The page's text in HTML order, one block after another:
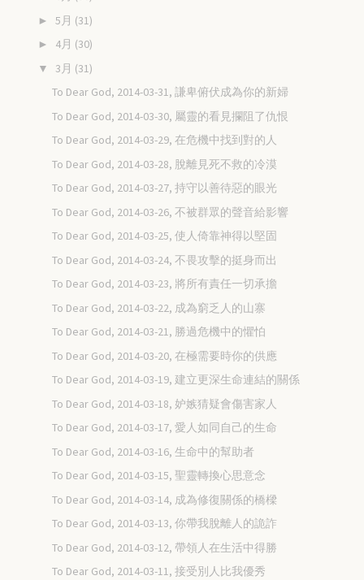
► 5月 (31)
► 4月 (30)
▼ 3月 (31)
To Dear God, 2014-03-31, 謙卑俯伏成為你的新婦
To Dear God, 2014-03-30, 屬靈的看見攔阻了仇恨
To Dear God, 2014-03-29, 在危機中找到對的人
To Dear God, 2014-03-28, 脫離見死不救的冷漠
To Dear God, 2014-03-27, 持守以善待惡的眼光
To Dear God, 2014-03-26, 不被群眾的聲音給影響
To Dear God, 2014-03-25, 使人倚靠神得以堅固
To Dear God, 2014-03-24, 不畏攻擊的挺身而出
To Dear God, 2014-03-23, 將所有責任一切承擔
To Dear God, 2014-03-22, 成為窮乏人的山寨
To Dear God, 2014-03-21, 勝過危機中的懼怕
To Dear God, 2014-03-20, 在極需要時你的供應
To Dear God, 2014-03-19, 建立更深生命連結的關係
To Dear God, 2014-03-18, 妒嫉猜疑會傷害家人
To Dear God, 2014-03-17, 愛人如同自己的生命
To Dear God, 2014-03-16, 生命中的幫助者
To Dear God, 2014-03-15, 聖靈轉換心思意念
To Dear God, 2014-03-14, 成為修復關係的橋樑
To Dear God, 2014-03-13, 你帶我脫離人的詭詐
To Dear God, 2014-03-12, 帶領人在生活中得勝
To Dear God, 2014-03-11, 接受別人比我優秀